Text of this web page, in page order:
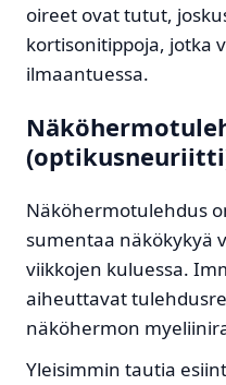
oireet ovat tutut,
kortisonitippoja, jotka
ilmaantuessa.
Näköhermotulehdus
sumentaa näkökykyä
viikkojen kuluessa.
aiheuttavat
näköhermon
Yleisimmin tautia